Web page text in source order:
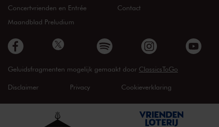
Concertvrienden en Entrée
Maandblad Preludium
Contact
Geluidsfragmenten mogelijk gemaakt door ClassicsToGo
Disclaimer Privacy Cookieverklaring